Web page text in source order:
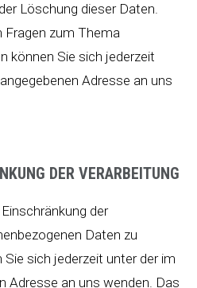
Löschung dieser Daten.
Fragen zum Thema
können Sie sich jederzeit
Adresse an uns
DER VERARBEITUNG
der
Daten zu
Sie sich jederzeit unter der im
Adresse an uns wenden. Das